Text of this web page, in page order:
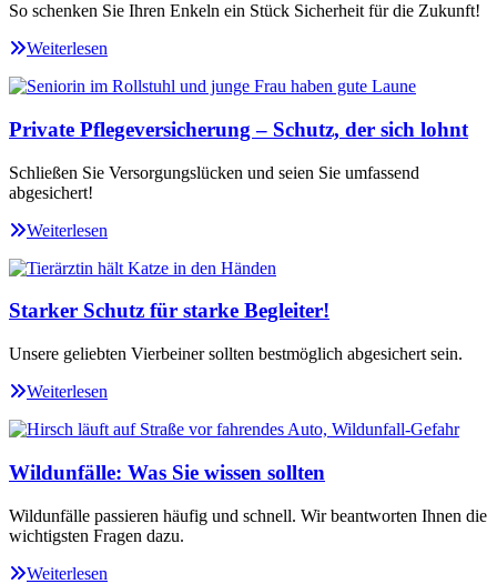
So schenken Sie Ihren Enkeln ein Stück Sicherheit für die Zukunft!
Weiterlesen
Private Pflegeversicherung – Schutz, der sich lohnt
Schließen Sie Versorgungslücken und seien Sie umfassend
abgesichert!
Weiterlesen
Starker Schutz für starke Begleiter!
Unsere geliebten Vierbeiner sollten bestmöglich abgesichert sein.
Weiterlesen
Wildunfälle: Was Sie wissen sollten
Wildunfälle passieren häufig und schnell. Wir beantworten Ihnen die
wichtigsten Fragen dazu.
Weiterlesen